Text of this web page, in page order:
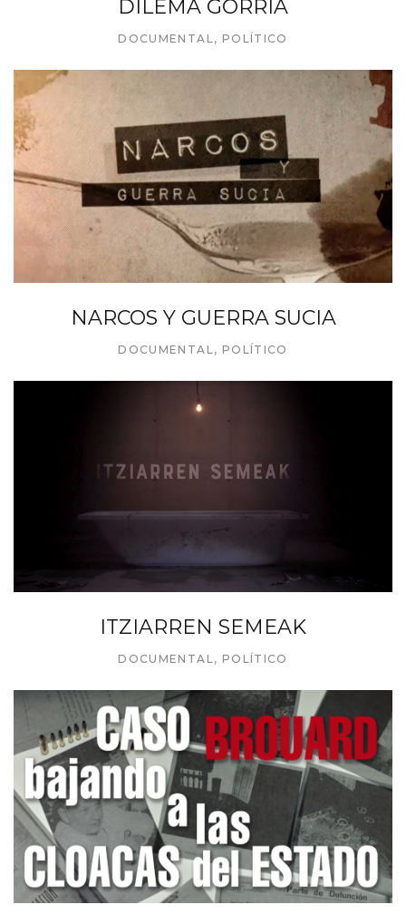
DILEMA GORRIA
DOCUMENTAL , POLÍTICO
NARCOS Y GUERRA SUCIA
DOCUMENTAL, POLÍTICO
ITZIARREN SEMEAK
DOCUMENTAL , POLÍTICO